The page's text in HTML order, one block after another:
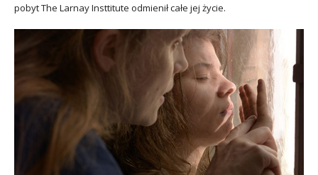
pobyt The LarnayInsttitute odmienił całe jej życie.